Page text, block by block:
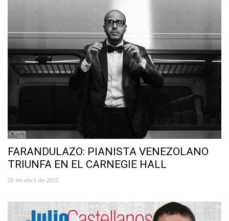
FARANDULAZO: PIANISTA VENEZOLANO
TRIUNFA EN EL CARNEGIE HALL
29 de abril de 2022